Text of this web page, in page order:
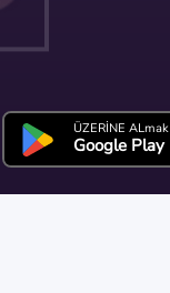
ÜZERİNE ALmak
Google Play